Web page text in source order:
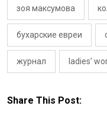
зоя максумова
бухарские евреи
журнал ladies'
Share This Post: